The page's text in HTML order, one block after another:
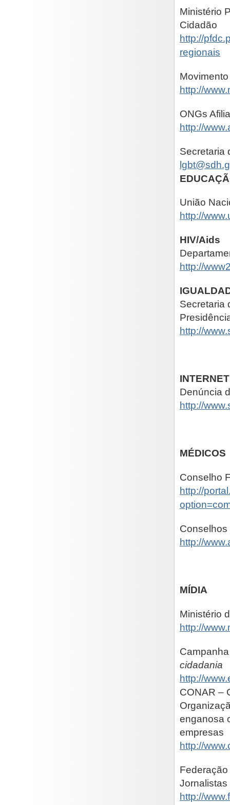
Ministério
Cidadão
http://
regionais
http://
ONGs
http://
Secretaria
União
http://
HIV/Aids
http://
Secretaria
http://
INTERNET
Denúncia
http://
MÉDICOS
Conselho
http://
http://
MÍDIA
Ministério
http://
cidadania
http://
CONAR –
enganosa
empresas
http://
Jornalistas
http://